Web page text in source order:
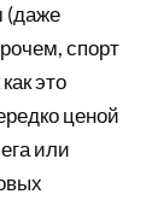
(даже
спорт
это
ценой
или